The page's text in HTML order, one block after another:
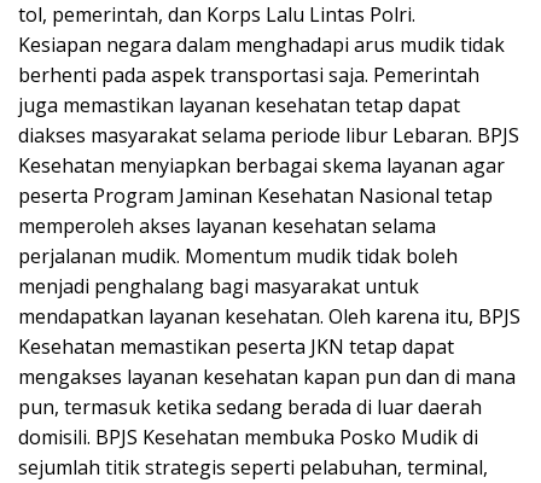
tol, pemerintah, dan Korps Lalu Lintas Polri.
Kesiapan negara dalam menghadapi arus mudik tidak
berhenti pada aspek transportasi saja. Pemerintah
juga memastikan layanan kesehatan tetap dapat
diakses masyarakat selama periode libur Lebaran. BPJS
Kesehatan menyiapkan berbagai skema layanan agar
peserta Program Jaminan Kesehatan Nasional tetap
memperoleh akses layanan kesehatan selama
perjalanan mudik. Momentum mudik tidak boleh
menjadi penghalang bagi masyarakat untuk
mendapatkan layanan kesehatan. Oleh karena itu, BPJS
Kesehatan memastikan peserta JKN tetap dapat
mengakses layanan kesehatan kapan pun dan di mana
pun, termasuk ketika sedang berada di luar daerah
domisili. BPJS Kesehatan membuka Posko Mudik di
sejumlah titik strategis seperti pelabuhan, terminal,